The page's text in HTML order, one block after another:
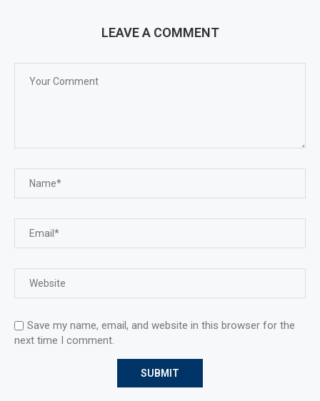
LEAVE A COMMENT
Save my name, email, and website in this browser for the
next time I comment.